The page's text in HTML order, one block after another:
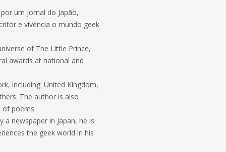
um jornal do Japão,
e vivencia o mundo geek
of The Little Prince,
awards at national and
including: United Kingdom,
The author is also
of poems
newspaper in Japan, he is
the geek world in his